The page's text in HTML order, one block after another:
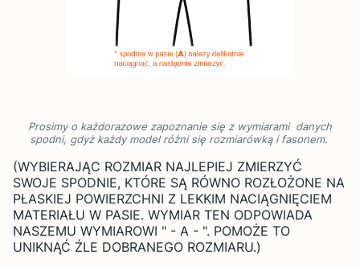
Prosimy o każdorazowe zapoznanie się z wymiarami danych
spodni, gdyż każdy model różni się rozmiarówką i fasonem.
(WYBIERAJĄC ROZMIAR NAJLEPIEJ ZMIERZYĆ
SWOJE SPODNIE, KTÓRE SĄ RÓWNO ROZŁOŻONE NA
PŁASKIEJ POWIERZCHNI Z LEKKIM NACIĄGNIĘCIEM
MATERIAŁU W PASIE. WYMIAR TEN ODPOWIADA
NASZEMU WYMIAROWI " - A - ". POMOŻE TO
UNIKNĄĆ ŹLE DOBRANEGO ROZMIARU.)